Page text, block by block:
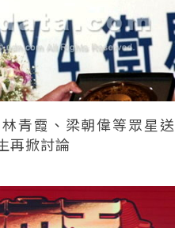
青霞、梁朝偉等眾星送
再掀討論